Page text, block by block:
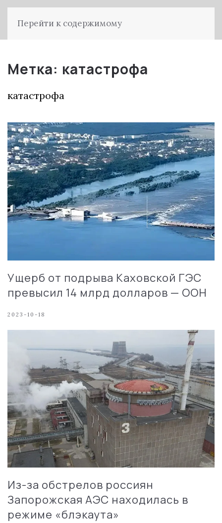
Перейти к содержимому
Метка: катастрофа
катастрофа
Ущерб от подрыва Каховской ГЭС
превысил 14 млрд долларов — ООН
2023-10-18
Из-за обстрелов россиян
Запорожская АЭС находилась в
режиме «блэкаута»